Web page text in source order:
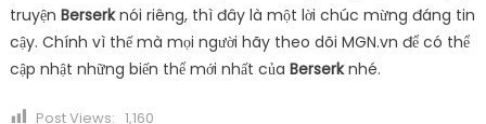
truyện Berserknói riêng, thì đây là một lời chúc mừng đáng tin
cậy. Chính vì thế mà mọi người hãy theo dõi MGN.vn để có thể
cập nhật những biến thể mới nhất của Berserknhé.
Post Views: 1,160